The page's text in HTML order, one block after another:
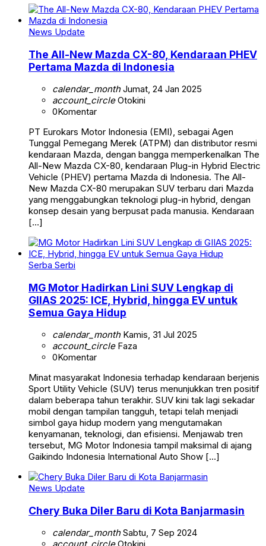
News Update
The All-New Mazda CX-80, Kendaraan PHEV
Pertama Mazda di Indonesia
calendar_monthJumat, 24 Jan 2025
account_circleOtokini
0Komentar
PT Eurokars Motor Indonesia (EMI), sebagai Agen
Tunggal Pemegang Merek (ATPM) dan distributor resmi
kendaraan Mazda, dengan bangga memperkenalkan The
All-New Mazda CX-80, kendaraan Plug-in Hybrid Electric
Vehicle (PHEV) pertama Mazda di Indonesia. The All-
New Mazda CX-80 merupakan SUV terbaru dari Mazda
yang menggabungkan teknologi plug-in hybrid, dengan
konsep desain yang berpusat pada manusia. Kendaraan
[…]
Serba Serbi
MG Motor Hadirkan Lini SUV Lengkap di
GIIAS 2025: ICE, Hybrid, hingga EV untuk
Semua Gaya Hidup
calendar_monthKamis, 31 Jul 2025
account_circleFaza
0Komentar
Minat masyarakat Indonesia terhadap kendaraan berjenis
Sport Utility Vehicle (SUV) terus menunjukkan tren positif
dalam beberapa tahun terakhir. SUV kini tak lagi sekadar
mobil dengan tampilan tangguh, tetapi telah menjadi
simbol gaya hidup modern yang mengutamakan
kenyamanan, teknologi, dan efisiensi. Menjawab tren
tersebut, MG Motor Indonesia tampil maksimal di ajang
Gaikindo Indonesia International Auto Show […]
News Update
Chery Buka Diler Baru di Kota Banjarmasin
calendar_monthSabtu, 7 Sep 2024